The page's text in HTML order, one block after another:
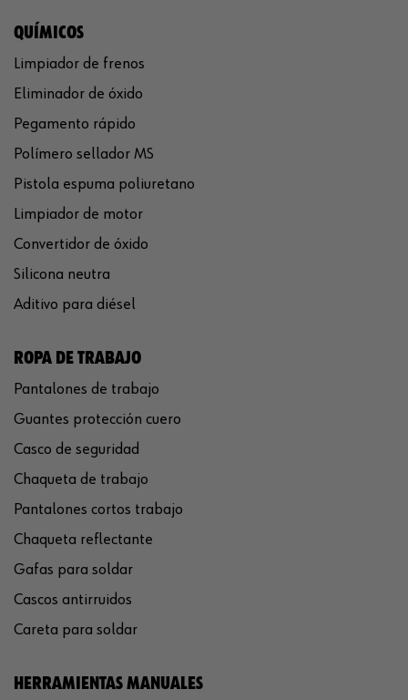
QUÍMICOS
Limpiador de frenos
Eliminador de óxido
Pegamento rápido
Polímero sellador MS
Pistola espuma poliuretano
Limpiador de motor
Convertidor de óxido
Silicona neutra
Aditivo para diésel
ROPA DE TRABAJO
Pantalones de trabajo
Guantes protección cuero
Casco de seguridad
Chaqueta de trabajo
Pantalones cortos trabajo
Chaqueta reflectante
Gafas para soldar
Cascos antirruidos
Careta para soldar
HERRAMIENTAS MANUALES